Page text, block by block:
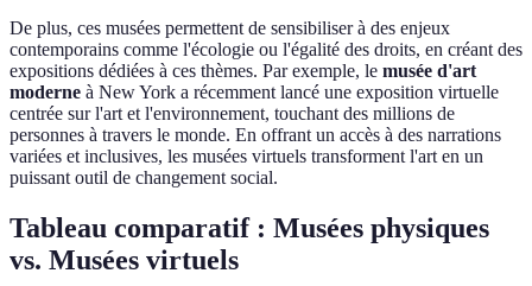
De plus, ces musées permettent de sensibiliser à des enjeux
contemporains comme l'écologie ou l'égalité des droits, en créant des
expositions dédiées à ces thèmes. Par exemple, le musée d'art
moderne à New York a récemment lancé une exposition virtuelle
centrée sur l'art et l'environnement, touchant des millions de
personnes à travers le monde. En offrant un accès à des narrations
variées et inclusives, les musées virtuels transforment l'art en un
puissant outil de changement social.
Tableau comparatif : Musées physiques
vs. Musées virtuels